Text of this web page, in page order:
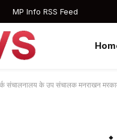
MP Info RSS Feed
संचालनालय के उप संचालक मनराखन